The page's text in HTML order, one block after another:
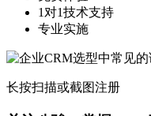
1对1技术支持
专业实施
长按扫描或截图注册